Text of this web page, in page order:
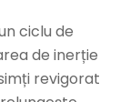
ciclu de
de inerție
revigorat